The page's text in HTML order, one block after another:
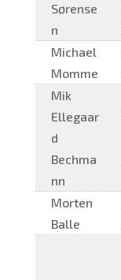
Sørense
n
Michael
Momme
Mik
Ellegaar
d
Bechma
nn
Morten
Balle